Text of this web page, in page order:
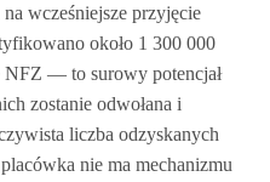
wcześniejsze przyjęcie
około 1 300 000
NFZ — to surowy potencjał
zostanie odwołana i
liczba odzyskanych
nie ma mechanizmu